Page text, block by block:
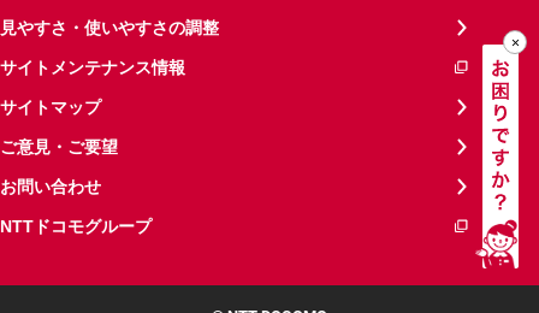
見やすさ・使いやすさの調整
サイトメンテナンス情報
サイトマップ
ご意見・ご要望
お問い合わせ
NTTドコモグループ